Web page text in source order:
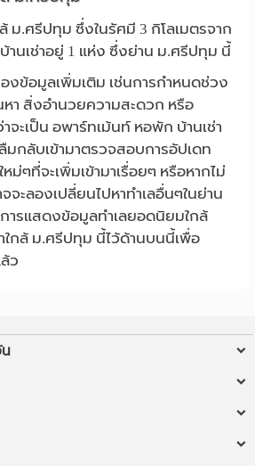
ล้ ม.ศรีปทุม ซึ่งในรัศมี 3 กิโลเมตรจาก
านเช่าอยู่ 1 แห่ง ซึ่งย่าน ม.ศรีปทุม นี้
งข้อมูลเพิ่มเติม เช่นการกำหนดช่วง
หา สิ่งอำนวยความสะดวก หรือ
จะเป็น อพาร์ทเม้นท์ หอพัก บ้านเช่า
ลืมกลับเข้ามาตรวจสอบการอัปเดท
ม่ๆที่จะเพิ่มเข้ามาเรื่อยๆ หรือหากไม่
ะลองเปลี่ยนไปหาทำเลอื่นๆในย่าน
การแสดงข้อมูลทำเลยอดนิยมใกล้
ใกล้ ม.ศรีปทุม นี้ไว้ด้านบนนี้เพื่อ
ว
น